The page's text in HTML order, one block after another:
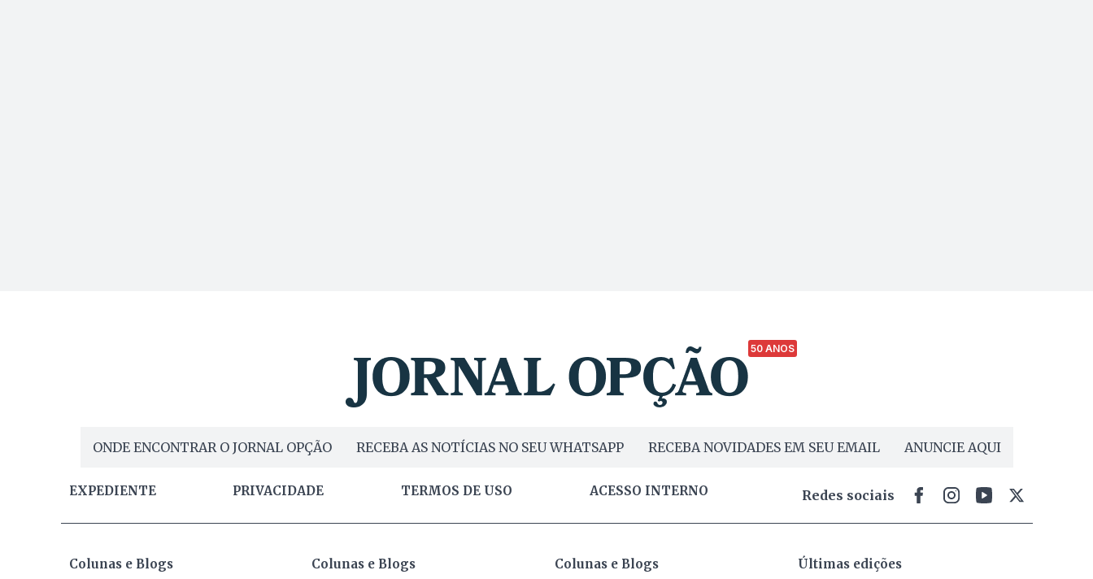
50 ANOS
ONDE ENCONTRAR O JORNAL OPÇÃO RECEBA AS NOTÍCIAS NO SEU WHATSAPP RECEBA NOVIDADES EM SEU EMAIL ANUNCIE AQUI
EXPEDIENTE PRIVACIDADE TERMOS DE USO ACESSO INTERNO Redes sociais
Colunas e Blogs Colunas e Blogs Colunas e Blogs Últimas edições